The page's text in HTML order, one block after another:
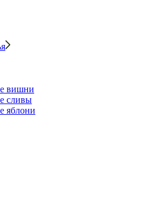
вишни
сливы
яблони